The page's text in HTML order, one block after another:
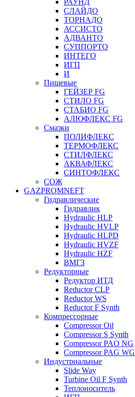
РАУНД
СЛАЙДО
ТОРНАДО
АССИСТО
АДВАНТО
СУППОРТО
ИНТЕГО
ИГП
И
Пищевые
ГЕЙЗЕР FG
СТИЛО FG
СТАБИО FG
АЛЮФЛЕКС FG
Смазки
ПОЛИФЛЕКС
ТЕРМОФЛЕКС
СТИЛФЛЕКС
АКВАФЛЕКС
СИНТОФЛЕКС
СОЖ
GAZPROMNEFT
Гидравлические
Гидравлик
Hydraulic HLP
Hydraulic HVLP
Hydraulic HLPD
Hydraulic HVZF
Hydraulic HZF
ВМГЗ
Редукторные
Редуктор ИТД
Reductor CLP
Reductor WS
Reductor F Synth
Компрессорные
Compressor Oil
Compressor S Synth
Compressor PAO NG
Compressor PAG WG
Индустриальные
Slide Way
Turbine Oil F Synth
Теплоноситель